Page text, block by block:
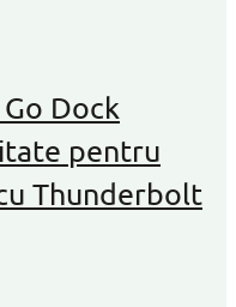
Dock
pentru
Thunderbolt